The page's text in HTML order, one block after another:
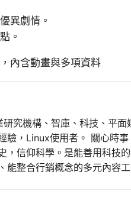
異劇情。
。
，內含動畫與多項資料
究機構、智庫、科技、平
驗，Linux使用者。 關心時
，信仰科學。是能善用科技
能整合行銷概念的多元內容